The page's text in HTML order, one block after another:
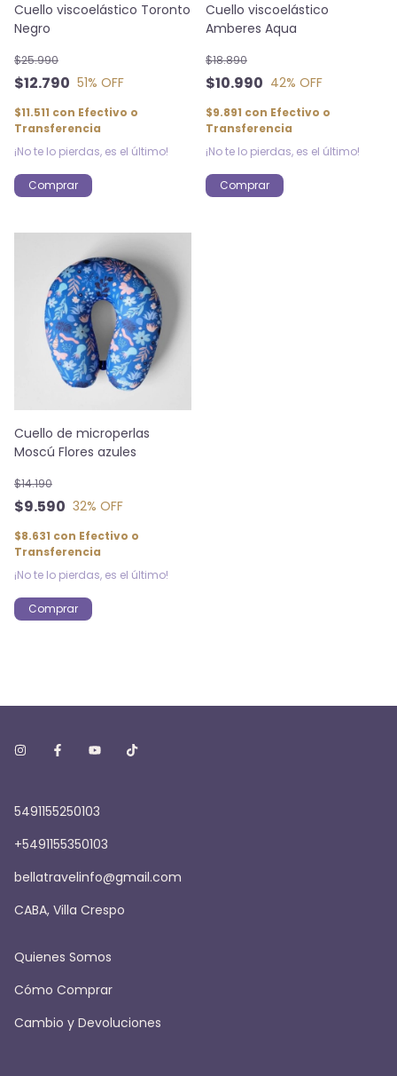
Cuello viscoelástico Toronto
Negro
$12.790
$25.990
51% OFF
$11.511 con Efectivo o
Transferencia
¡No te lo pierdas, es el último!
Comprar
Cuello viscoelástico
Amberes Aqua
$10.990
$18.890
42% OFF
$9.891 con Efectivo o
Transferencia
¡No te lo pierdas, es el último!
Comprar
Cuello de microperlas
Moscú Flores azules
$9.590
$14.190
32% OFF
$8.631 con Efectivo o
Transferencia
¡No te lo pierdas, es el último!
5491155250103
+5491155350103
bellatravelinfo@gmail.com
CABA, Villa Crespo
Quienes Somos
Cómo Comprar
Cambio y Devoluciones